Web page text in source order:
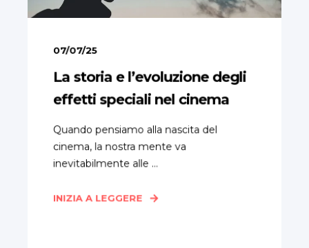
07/07/25
La storia e l’evoluzione degli
effetti speciali nel cinema
Quando pensiamo alla nascita del
cinema, la nostra mente va
inevitabilmente alle ...
INIZIA A LEGGERE